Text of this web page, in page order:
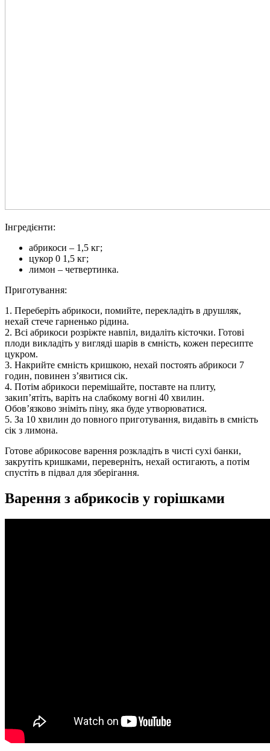
Інгредієнти:
абрикоси – 1,5 кг;
цукор 0 1,5 кг;
лимон – четвертинка.
Приготування:
1. Переберіть абрикоси, помийте, перекладіть в друшляк,
нехай стече гарненько рідина.
2. Всі абрикоси розріжте навпіл, видаліть кісточки. Готові
плоди викладіть у вигляді шарів в ємність, кожен пересипте
цукром.
3. Накрийте ємність кришкою, нехай постоять абрикоси 7
годин, повинен з’явитися сік.
4. Потім абрикоси перемішайте, поставте на плиту,
закип’ятіть, варіть на слабкому вогні 40 хвилин.
Обов’язково зніміть піну, яка буде утворюватися.
5. За 10 хвилин до повного приготування, видавіть в ємність
сік з лимона.
Готове абрикосове варення розкладіть в чисті сухі банки,
закрутіть кришками, переверніть, нехай остигають, а потім
спустіть в підвал для зберігання.
Варення з абрикосів у горішками